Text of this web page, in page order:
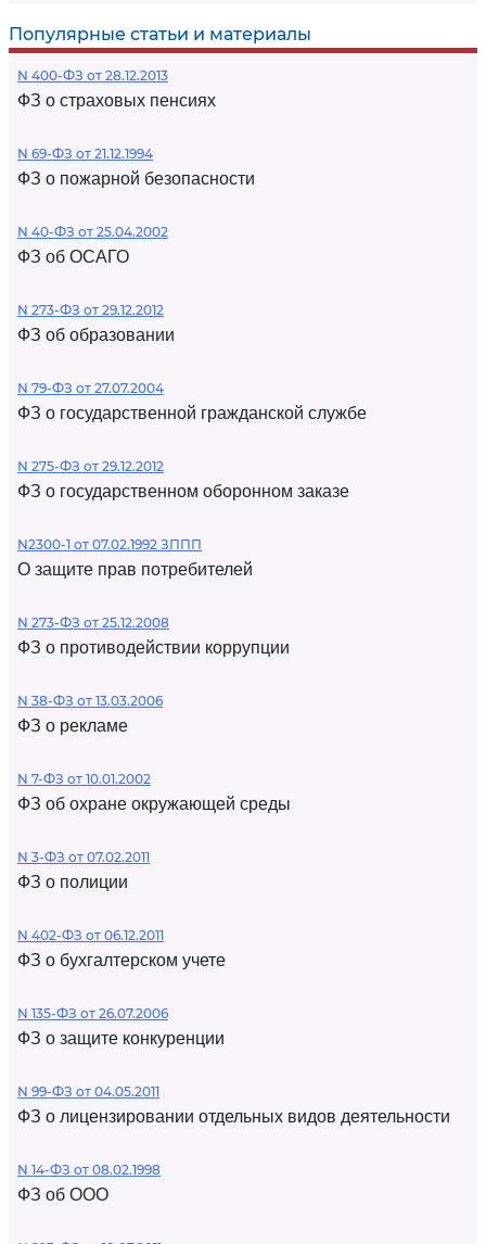
Популярные статьи и материалы
N 400-ФЗ от 28.12.2013
ФЗ о страховых пенсиях
N 69-ФЗ от 21.12.1994
ФЗ о пожарной безопасности
N 40-ФЗ от 25.04.2002
ФЗ об ОСАГО
N 273-ФЗ от 29.12.2012
ФЗ об образовании
N 79-ФЗ от 27.07.2004
ФЗ о государственной гражданской службе
N 275-ФЗ от 29.12.2012
ФЗ о государственном оборонном заказе
N2300-1 от 07.02.1992 ЗППП
О защите прав потребителей
N 273-ФЗ от 25.12.2008
ФЗ о противодействии коррупции
N 38-ФЗ от 13.03.2006
ФЗ о рекламе
N 7-ФЗ от 10.01.2002
ФЗ об охране окружающей среды
N 3-ФЗ от 07.02.2011
ФЗ о полиции
N 402-ФЗ от 06.12.2011
ФЗ о бухгалтерском учете
N 135-ФЗ от 26.07.2006
ФЗ о защите конкуренции
N 99-ФЗ от 04.05.2011
ФЗ о лицензировании отдельных видов деятельности
N 14-ФЗ от 08.02.1998
ФЗ об ООО